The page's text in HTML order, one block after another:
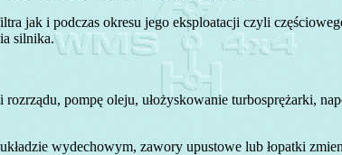
jak i podczas okresu jego eksploatacji czyli
silnika.
rozrządu, pompę oleju, ułożyskowanie turbosprężarki,
wydechowym, zawory upustowe lub łopatki